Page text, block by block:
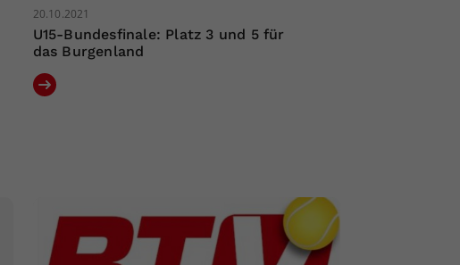
20.10.2021
U15-Bundesfinale: Platz 3 und 5 für
das Burgenland